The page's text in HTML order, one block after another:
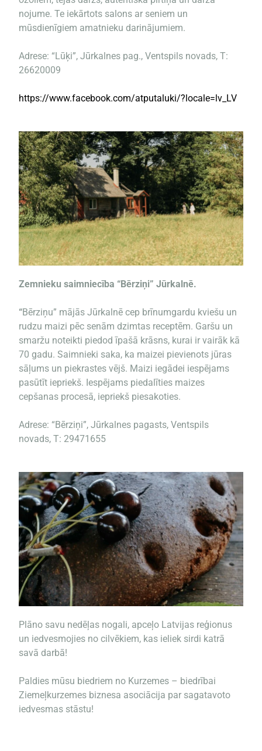
nojume. Te iekārtots salons ar seniem un
mūsdienīgiem amatnieku darinājumiem.
Adrese: “Lūķi”, Jūrkalnes pag., Ventspils novads, T:
26620009
https://www.facebook.com/atputaluki/?locale=lv_LV
Zemnieku saimniecība “Bērziņi” Jūrkalnē.
“Bērziņu” mājās Jūrkalnē cep brīnumgardu kviešu un
rudzu maizi pēc senām dzimtas receptēm. Garšu un
smaržu noteikti piedod īpašā krāsns, kurai ir vairāk kā
70 gadu. Saimnieki saka, ka maizei pievienots jūras
sāļums un piekrastes vējš. Maizi iegādei iespējams
pasūtīt iepriekš. Iespējams piedalīties maizes
cepšanas procesā, iepriekš piesakoties.
Adrese: “Bērziņi”, Jūrkalnes pagasts, Ventspils
novads, T: 29471655
Plāno savu nedēļas nogali, apceļo Latvijas reģionus
un iedvesmojies no cilvēkiem, kas ieliek sirdi katrā
savā darbā!
Paldies mūsu biedriem no Kurzemes – biedrībai
Ziemeļkurzemes biznesa asociācija par sagatavoto
iedvesmas stāstu!